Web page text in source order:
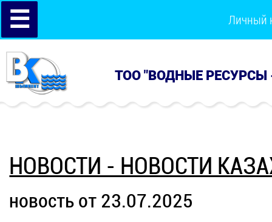
☰ Личный
ТОО "ВОДНЫЕ РЕСУРСЫ
НОВОСТИ - НОВОСТИ
новость от 23.07.2025